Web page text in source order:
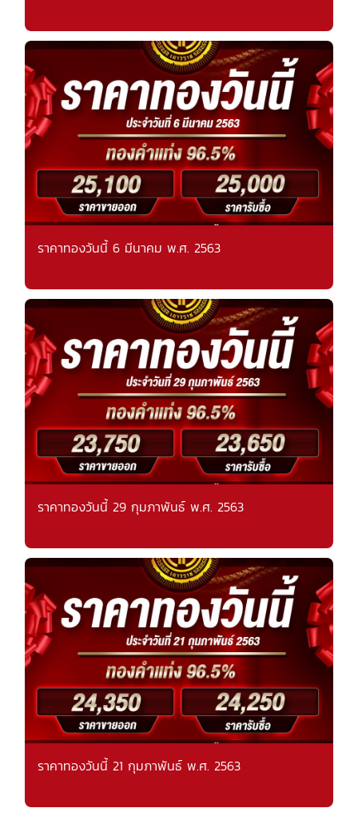
ราคาทองวันนี้ 6 มีนาคม พ.ศ. 2563
ราคาทองวันนี้ 29 กุมภาพันธ์ พ.ศ. 2563
ราคาทองวันนี้ 21 กุมภาพันธ์ พ.ศ. 2563